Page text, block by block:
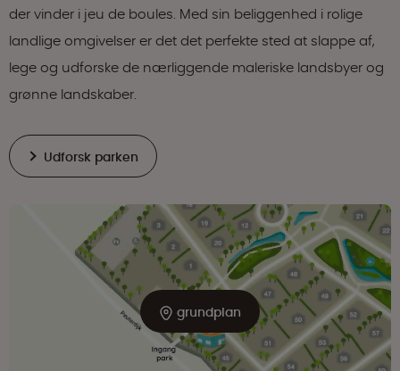
der vinder i jeu de boules. Med sin beliggenhed i rolige
landlige omgivelser er det det perfekte sted at slappe af,
lege og udforske de nærliggende maleriske landsbyer og
grønne landskaber.
Udforsk parken
grundplan